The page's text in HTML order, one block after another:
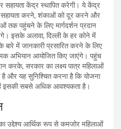
सहायता केंद्र स्थापित करेगी। ये केंद्र
सहायता करने, शंकाओं को दूर करने और
तक पहुंचने के लिए मार्गदर्शन प्रदान
इसके अलावा, दिल्ली के हर कोने में
बारे में जानकारी प्रसारित करने के लिए
अभियान आयोजित किए जाएंगे। पहुंच
करके, सरकार का लक्ष्य पात्र महिलाओं
है और यह सुनिश्चित करना है कि योजना
इसकी सबसे अधिक आवश्यकता है।
उद्देश्य आर्थिक रूप से कमजोर महिलाओं